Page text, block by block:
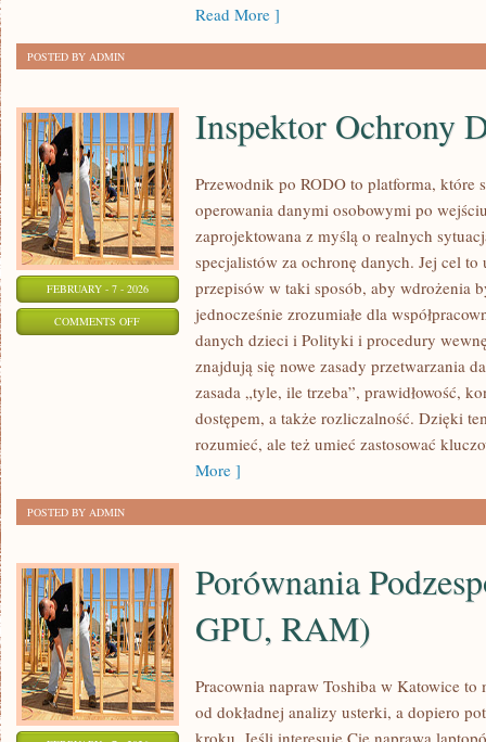
Read More ]
POSTED BY ADMIN
FEBRUARY - 7 - 2026
COMMENTS OFFON
INSPEKTOR
Inspektor Ochrony
Przewodnik po RODO to platforma, które
operowania danymi osobowymi po
zaprojektowana z myślą o realnych
specjalistów za ochronę danych. Jej cel to
przepisów w taki sposób, aby wdrożenia
jednocześnie zrozumiałe dla
danych dzieci i Polityki i procedury
znajdują się nowe zasady przetwarzania
zasada „tyle, ile trzeba”, prawidłowość,
dostępem, a także rozliczalność. Dzięki
rozumieć, ale też umieć zastosować
More ]
POSTED BY ADMIN
Porównania
GPU, RAM)
Pracownia napraw Toshiba w Katowice
od dokładnej analizy usterki, a dopiero
kroku. Jeśli interesuje Cię naprawa